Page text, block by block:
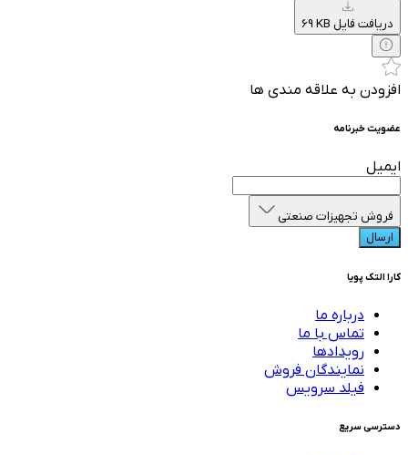
69 KB دریافت فایل
افزودن به علاقه مندی ها
عضویت خبرنامه
ایمیل
فروش تجهیزات صنعتی
ارسال
کارا التک پویا
درباره ما
تماس با ما
رویدادها
نمایندگان فروش
فیلد سرویس
دسترسی سریع